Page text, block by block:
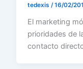
tedexis/16/02/
El marketing
prioridades de
contacto